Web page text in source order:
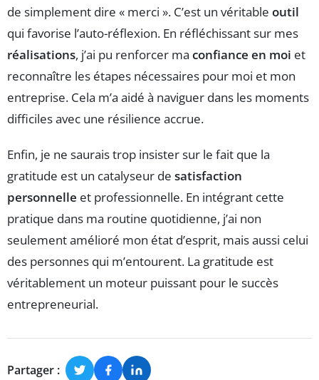
de simplement dire « merci ». C’est un véritable outil
qui favorise l’auto-réflexion. En réfléchissant sur mes
réalisations, j’ai pu renforcer ma confiance en moi et
reconnaître les étapes nécessaires pour moi et mon
entreprise. Cela m’a aidé à naviguer dans les moments
difficiles avec une résilience accrue.
Enfin, je ne saurais trop insister sur le fait que la
gratitude est un catalyseur de satisfaction
personnelle et professionnelle. En intégrant cette
pratique dans ma routine quotidienne, j’ai non
seulement amélioré mon état d’esprit, mais aussi celui
des personnes qui m’entourent. La gratitude est
véritablement un moteur puissant pour le succès
entrepreneurial.
Partager :